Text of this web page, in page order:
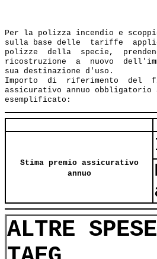
Per la polizza incendio e
sulla base delle  tariffe
polizze  della  specie,
ricostruzione  a  nuovo
sua destinazione d'uso.
Importo  di  riferimento  del
assicurativo annuo
Stima premio assicurativo
annuo
ALTRE